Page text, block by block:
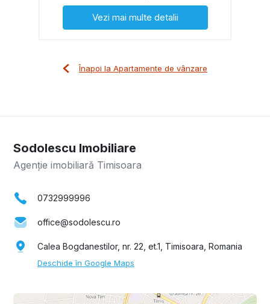
Vezi mai multe detalii
Înapoi la Apartamente de vânzare
Sodolescu Imobiliare
Agenție imobiliară Timisoara
0732999996
office@sodolescu.ro
Calea Bogdanestilor, nr. 22, et.1, Timisoara, Romania
Deschide în Google Maps